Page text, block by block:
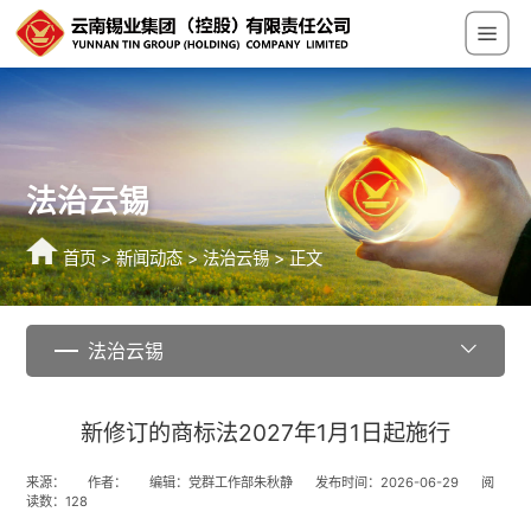
法治云锡
首页>新闻动态>法治云锡> 正文
法治云锡
新修订的商标法2027年1月1日起施行
来源： 作者： 编辑：党群工作部朱秋静 发布时间：2026-06-29
阅
读数：128